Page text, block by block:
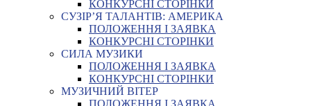
КОНКУРСНІ СТОРІНКИ
СУЗІР’Я ТАЛАНТІВ: АМЕРИКА
ПОЛОЖЕННЯ І ЗАЯВКА
КОНКУРСНІ СТОРІНКИ
СИЛА МУЗИКИ
ПОЛОЖЕННЯ І ЗАЯВКА
КОНКУРСНІ СТОРІНКИ
МУЗИЧНИЙ ВІТЕР
ПОЛОЖЕННЯ І ЗАЯВКА